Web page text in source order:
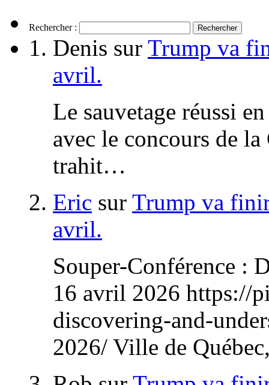
Rechercher :
Denis sur Trump va
avril.
Le sauvetage réussi
avec le concours de
trahit…
Eric sur Trump va
avril.
Souper-Conférence :
16 avril 2026 https://
discovering-and-
2026/ Ville de